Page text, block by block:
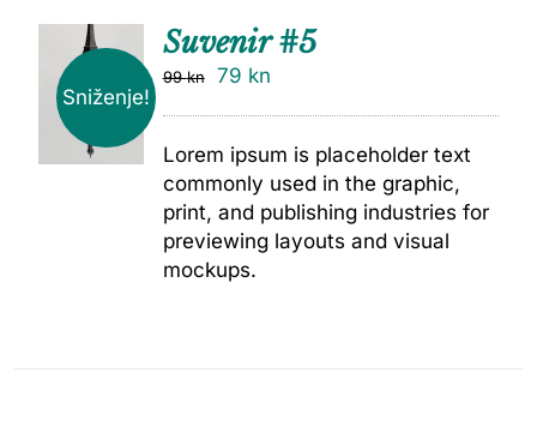
Sniženje!
DODAJ
Suvenir #5
99kn 79 kn
Lorem ipsum is placeholder text
commonly used in the graphic,
print, and publishing industries for
previewing layouts and visual
mockups.